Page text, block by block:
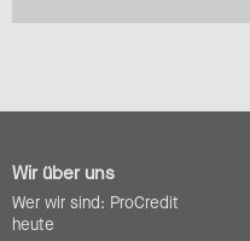
Wir über uns
Wer wir sind: ProCredit
heute